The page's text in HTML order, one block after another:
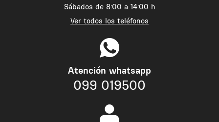
Sábados de 8:00 a 14:00 h
Ver todos los teléfonos
Atención whatsapp
099 019500